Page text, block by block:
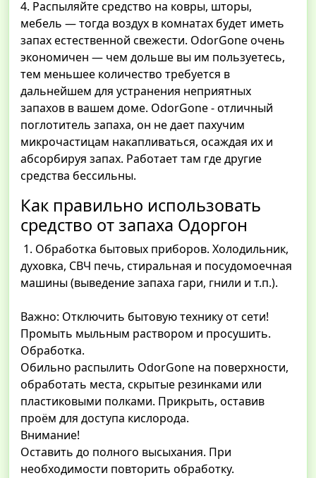
4. Распыляйте средство на ковры, шторы,
мебель — тогда воздух в комнатах будет иметь
запах естественной свежести. OdorGone очень
экономичен — чем дольше вы им пользуетесь,
тем меньшее количество требуется в
дальнейшем для устранения неприятных
запахов в вашем доме. OdorGone - отличный
поглотитель запаха, он не дает пахучим
микрочастицам накапливаться, осаждая их и
абсорбируя запах. Работает там где другие
средства бессильны.
Как правильно использовать
средство от запаха Одоргон
1. Обработка бытовых приборов. Холодильник,
духовка, СВЧ печь, стиральная и посудомоечная
машины (выведение запаха гари, гнили и т.п.).
Важно: Отключить бытовую технику от сети!
Промыть мыльным раствором и просушить.
Обработка.
Обильно распылить OdorGone на поверхности,
обработать места, скрытые резинками или
пластиковыми полками. Прикрыть, оставив
проём для доступа кислорода.
Внимание!
Оставить до полного высыхания. При
необходимости повторить обработку.